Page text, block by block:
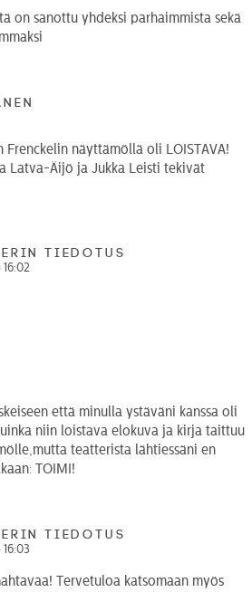
on sanottu yhdeksi parhaimmista sekä
Frenckelin näyttämöllä oli LOISTAVA!
Latva-Äijö ja Jukka Leisti tekivät
tiedotus
16:02
että minulla ystäväni kanssa oli
niin loistava elokuva ja kirja taittuu
teatterista lähtiessäni en
TOIMI!
tiedotus
16:03
Tervetuloa katsomaan myös